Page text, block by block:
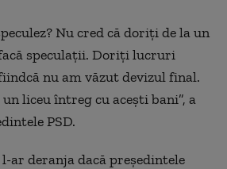
Nu cred că doriţi de la un
speculaţii. Doriţi lucruri
nu am văzut devizul final.
liceu întreg cu aceşti bani”, a
PSD.
ar deranja dacă preşedintele